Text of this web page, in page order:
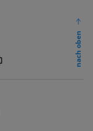
P
nach oben